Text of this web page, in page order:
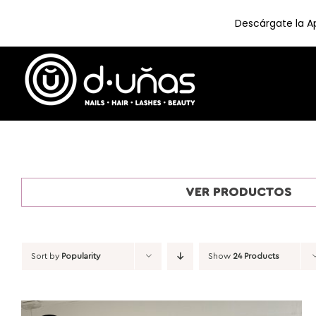
content
VER PRODUCTOS
Sort by Popularity Show 24 Products
Descárgate la